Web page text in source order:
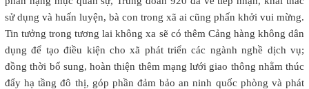
sử dụng và huấn luyện, bà con trong xã ai cũng phấn khởi vui mừng.
Tin tưởng trong tương lai không xa sẽ có thêm Cảng hàng không dân
dụng để tạo điều kiện cho xã phát triển các ngành nghề dịch vụ;
đồng thời bổ sung, hoàn thiện thêm mạng lưới giao thông nhằm thúc
đẩy hạ tầng đô thị, góp phần đảm bảo an ninh quốc phòng và phát